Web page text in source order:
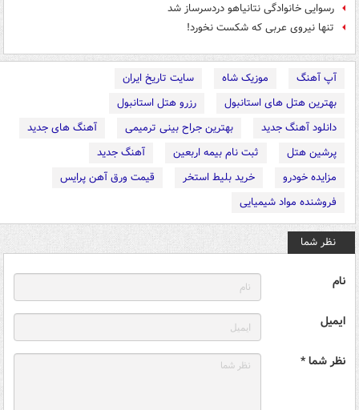
رسوایی خانوادگی نتانیاهو دردسرساز شد
تنها نیروی عربی که شکست نخورد!
آپ آهنگ موزیک شاه
سایت تاریخ ایران
بهترین هتل های استانبول
رزرو هتل استانبول
دانلود آهنگ جدید
بهترین جراح بینی ترمیمی
آهنگ های جدید
پرشین هتل
ثبت نام بیمه اربعین
آهنگ جدید
مزایده خودرو
خرید بلیط استخر
قیمت ورق آهن پرایس
فروشنده مواد شیمیایی
نظر شما
نام
ایمیل
نظر شما *